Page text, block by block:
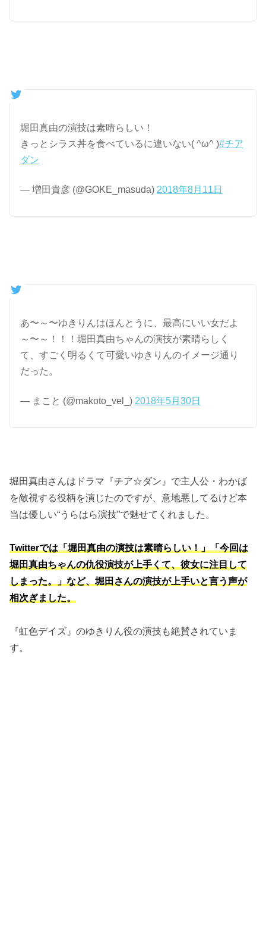
堀田真由の演技は素晴らしい！
きっとシラス丼を食べているに違いない( ^ω^ )#チア
ダン
— 増田貴彦 (@GOKE_masuda) 2018年8月11日
あ〜～〜ゆきりんはほんとうに、最高にいい女だよ
～〜～！！！堀田真由ちゃんの演技が素晴らしく
て、すごく明るくて可愛いゆきりんのイメージ通り
だった。
— まこと (@makoto_vel_) 2018年5月30日
堀田真由さんはドラマ『チア☆ダン』で主人公・わかば
を敵視する役柄を演じたのですが、意地悪してるけど本
当は優しい“うらはら演技”で魅せてくれました。
Twitterでは「堀田真由の演技は素晴らしい！」「今回は
堀田真由ちゃんの仇役演技が上手くて、彼女に注目して
しまった。」など、堀田さんの演技が上手いと言う声が
相次ぎました。
『虹色デイズ』のゆきりん役の演技も絶賛されていま
す。